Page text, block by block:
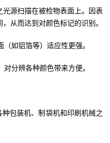
源扫描在被检物表面上。因表
从而达到对颜色标记的识别。
如铝箔等）适应性更强。
分辨各种颜色带来方便。
包装机、制袋机和印刷机械之